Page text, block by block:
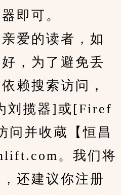
即可。
的读者，如
，为了避免丢
赖搜索访问，
刘揽器]或[Firef
问并收蔵【恒昌
。我们将
还建议你注册